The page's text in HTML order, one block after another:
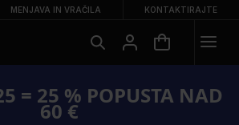
MENJAVA IN VRAČILA KONTAKTIRAJTE
= 25 % POPUSTA NAD
60 €